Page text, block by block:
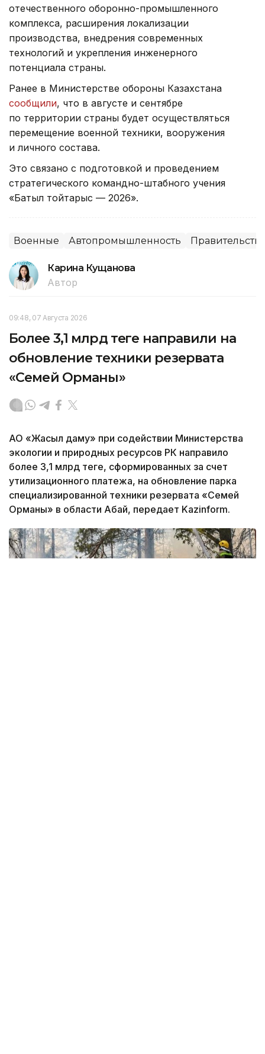
отечественного оборонно-промышленного
комплекса, расширения локализации
производства, внедрения современных
технологий и укрепления инженерного
потенциала страны.
Ранее в Министерстве обороны Казахстана
сообщили, что в августе и сентябре
по территории страны будет осуществляться
перемещение военной техники, вооружения
и личного состава.
Это связано с подготовкой и проведением
стратегического командно-штабного учения
«Батыл тойтарыс — 2026».
Военные Автопромышленность
Карина Кущанова
Автор
09:48, 07 Августа 2026
Более 3,1 млрд теңге направили на
обновление техники резервата
«Семей Орманы»
АО «Жасыл даму» при содействии Министерства
экологии и природных ресурсов РК направило
более 3,1 млрд теңге, сформированных за счет
утилизационного платежа, на обновление парка
специализированной техники резервата «Семей
Орманы» в области Абай, передает Kazinform.